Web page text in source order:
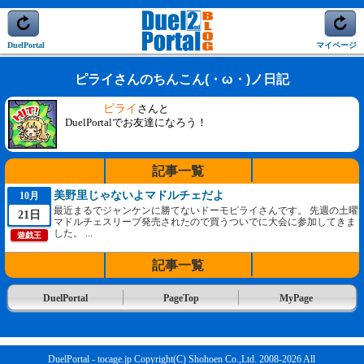
DuelPortal マイページ
ピライさんのちんこん(・ω・)ノ日記
ピライ さんと
DuelPortalでお友達になろう！
記事一覧
10月
21日
遊戯王
美野里じゃないよマドルチェだよ
最近まるでジャンケンに勝てないドーモピライさんです。 先週の土曜
マドルチェスリーブ発売されたので買うついでに大会に参加してきま
した。 ...
記事一覧
DuelPortal PageTop MyPage
DuelPortal - tocage.jp Copyright(C) Shohoen Co.,Ltd. 2008-2026 All